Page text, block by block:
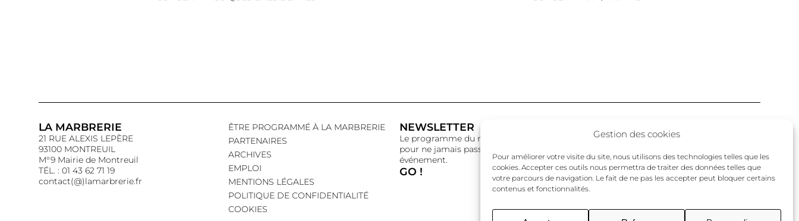
Gestion des cookies
Pour améliorer votre visite du site, nous utilisons des technologies telles que les
cookies. Accepter ces outils nous permettra de traiter des données telles que
votre parcours de navigation. Le fait de ne pas les accepter peut bloquer certains
contenus et fonctionnalités.
LA MARBRERIE
21 RUE ALEXIS LEPÈRE
93100 MONTREUIL
M°9 Mairie de Montreuil
TÉL. : 01 43 62 71 19
contact(@)lamarbrerie.fr
ÊTRE PROGRAMMÉ À LA MARBRERIE
PARTENAIRES
ARCHIVES
EMPLOI
MENTIONS LÉGALES
POLITIQUE DE CONFIDENTIALITÉ
COOKIES
NEWSLETTER
Le programme du mois,
pour ne jamais passer à côté d’un
événement.
GO !
Instagram